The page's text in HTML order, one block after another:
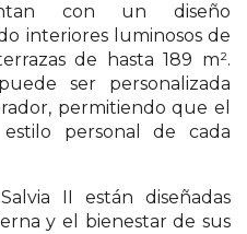
con un diseño
interiores luminosos de
de hasta 189 m².
ser personalizada
permitiendo que el
personal de cada
II están diseñadas
y el bienestar de sus